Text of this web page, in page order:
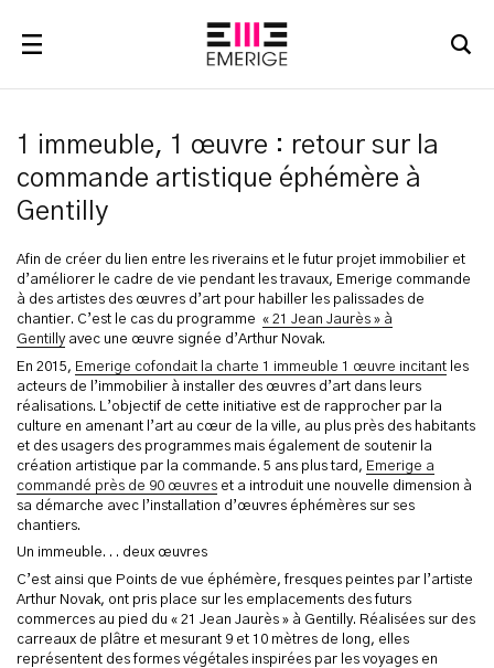
RECHERCHER
1 immeuble, 1 œuvre : retour sur la
commande artistique éphémère à
Gentilly
Afin de créer du lien entre les riverains et le futur projet immobilier et
d’améliorer le cadre de vie pendant les travaux, Emerige commande
à des artistes des œuvres d’art pour habiller les palissades de
chantier. C’est le cas du programme « 21 Jean Jaurès » à
Gentillyavec une œuvre signée d’Arthur Novak.
En 2015, Emerige cofondait la charte 1 immeuble 1 œuvre incitant les
acteurs de l’immobilier à installer des œuvres d’art dans leurs
réalisations. L’objectif de cette initiative est de rapprocher par la
culture en amenant l’art au cœur de la ville, au plus près des habitants
et des usagers des programmes mais également de soutenir la
création artistique par la commande. 5 ans plus tard, Emerige a
commandé près de 90 œuvres et a introduit une nouvelle dimension à
sa démarche avec l’installation d’œuvres éphémères sur ses
chantiers.
Un immeuble. . . deux œuvres
C’est ainsi que Points de vue éphémère, fresques peintes par l’artiste
Arthur Novak, ont pris place sur les emplacements des futurs
commerces au pied du « 21 Jean Jaurès » à Gentilly. Réalisées sur des
carreaux de plâtre et mesurant 9 et 10 mètres de long, elles
représentent des formes végétales inspirées par les voyages en